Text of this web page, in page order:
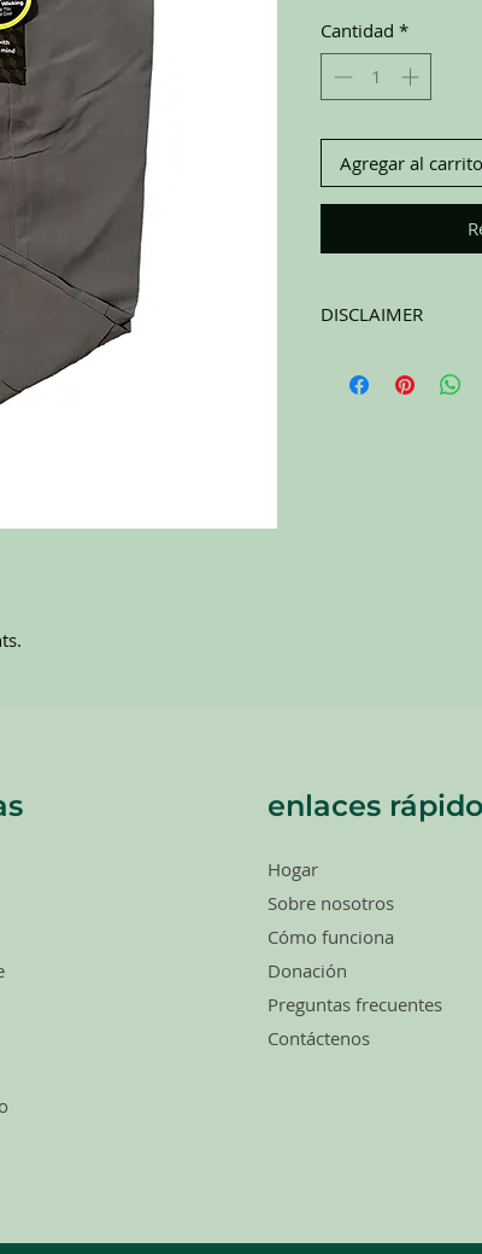
Cantidad *
Agregar al carrito
DISCLAIMER
carefully sort
enlaces
Hogar
Sobre nosotros
Cómo funciona
Donación
Preguntas frecuentes
Contáctenos